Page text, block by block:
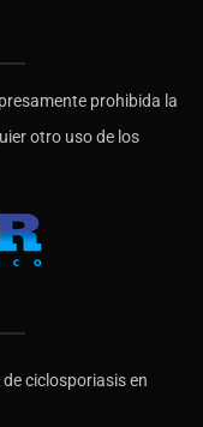
prohibida la
otro uso de los
ciclosporiasis en